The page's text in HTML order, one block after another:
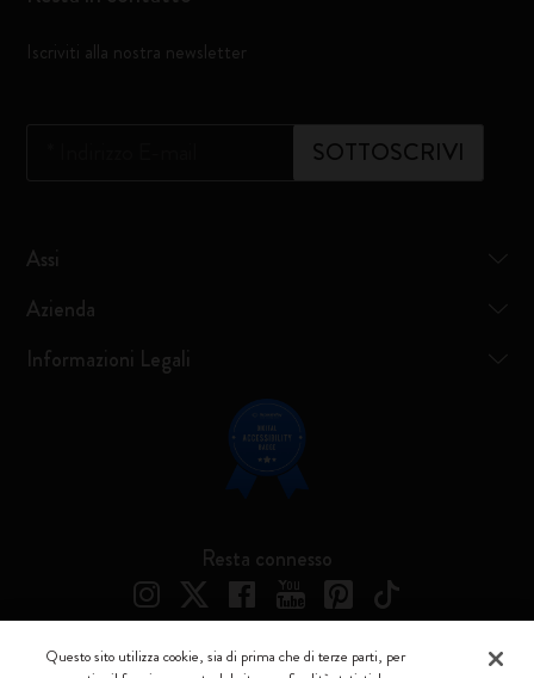
Iscriviti alla nostra newsletter
SOTTOSCRIVI
Assi
Azienda
Informazioni Legali
Resta connesso
Questo sito utilizza cookie, sia di prima che di terze parti, per